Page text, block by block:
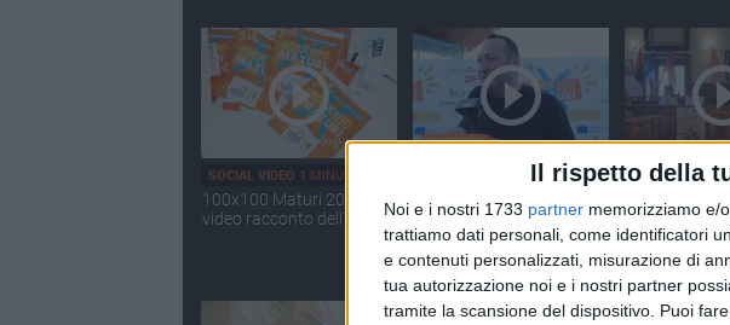
Il rispetto della
Noi e i nostri 1733 partner memorizziamo e/
trattiamo dati personali, come identificatori
e contenuti personalizzati, misurazione di
tua autorizzazione noi e i nostri partner
tramite la scansione del dispositivo. Puoi
SOCIAL VIDEO 1 MINUTO
100x100 Maturi 2026: il
video racconto dell'evento
49 SECONDI
100x100 Maturi edizione
2026, le interviste:
Giuseppe Maldera
SOCIAL VIDEO2
Palio della
tutte le novità